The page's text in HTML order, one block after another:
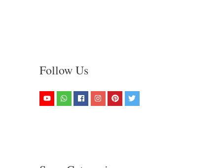
Follow Us